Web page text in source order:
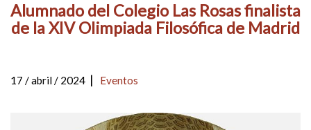
Alumnado del Colegio Las Rosas finalista
de la XIV Olimpiada Filosófica de Madrid
17 / abril / 2024 | Eventos